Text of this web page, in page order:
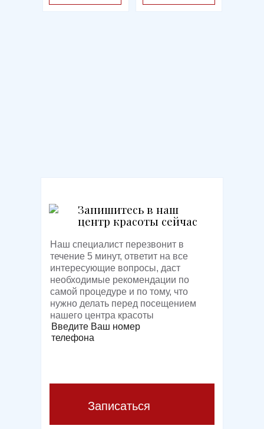
Запишитесь в наш
центр красоты сейчас
Наш специалист перезвонит в
течение 5 минут, ответит на все
интересующие вопросы, даст
необходимые рекомендации по
самой процедуре и по тому, что
нужно делать перед посещением
нашего центра красоты
Введите Ваш номер
телефона
Записаться